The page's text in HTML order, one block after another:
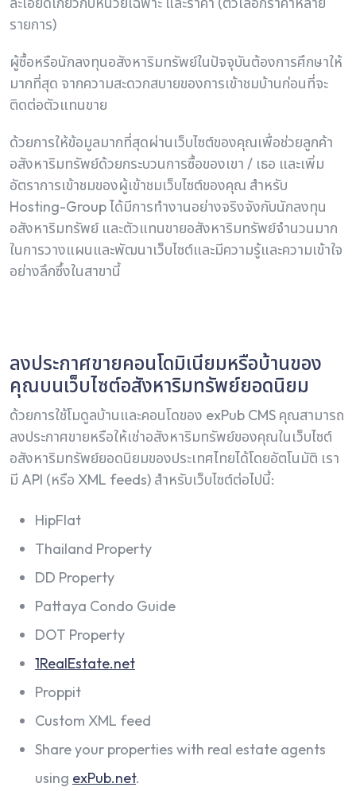
รายการ)
ผู้ซื้อหรือนักลงทุนอสังหาริมทรัพย์ในปัจจุบันต้องการศึกษาให้
มากที่สุด จากความสะดวกสบายของการเข้าชมบ้านก่อนที่จะ
ติดต่อตัวแทนขาย
ด้วยการให้ข้อมูลมากที่สุดผ่านเว็บไซต์ของคุณเพื่อช่วยลูกค้า
อสังหาริมทรัพย์ด้วยกระบวนการซื้อของเขา / เธอ และเพิ่ม
อัตราการเข้าชมของผู้เข้าชมเว็บไซต์ของคุณ สำหรับ
Hosting-Group ได้มีการทํางานอย่างจริงจังกับนักลงทุน
อสังหาริมทรัพย์ และตัวแทนขายอสังหาริมทรัพย์จํานวนมาก
ในการวางแผนและพัฒนาเว็บไซต์และมีความรู้และความเข้าใจ
อย่างลึกซึ้งในสาขานี้
ลงประกาศขายคอนโดมิเนียมหรือบ้านของ
คุณบนเว็บไซต์อสังหาริมทรัพย์ยอดนิยม
ด้วยการใช้โมดูลบ้านและคอนโดของ exPub CMS คุณสามารถ
ลงประกาศขายหรือให้เช่าอสังหาริมทรัพย์ของคุณในเว็บไซต์
อสังหาริมทรัพย์ยอดนิยมของประเทศไทยได้โดยอัตโนมัติ เรา
มี API (หรือ XML feeds) สำหรับเว็บไซต์ต่อไปนี้:
HipFlat
Thailand Property
DD Property
Pattaya Condo Guide
DOT Property
1RealEstate.net
Proppit
Custom XML feed
Share your properties with real estate agents
using exPub.net.